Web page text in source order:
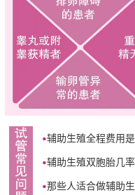
辅助生殖全程费用是
辅助生殖双胞胎几率
那些人适合做辅助